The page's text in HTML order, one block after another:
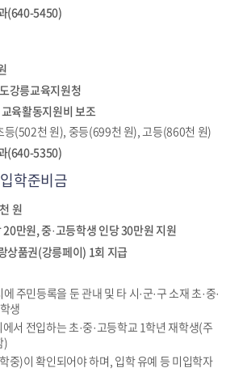
(640-5450)
강릉교육지원청
육활동지원비 보조
등(502천 원), 중등(699천 원), 고등(860천 원)
(640-5350)
학준비금
원
20만원, 중·고등학생 인당 30만원 지원
상품권(강릉페이) 1회 지급
주민등록을 둔 관내 및 타 시·군·구 소재 초·중·
생
에서 전입하는 초·중·고등학교 1학년 재학생(주
)
중)이 확인되어야 하며, 입학 유예 등 미입학자